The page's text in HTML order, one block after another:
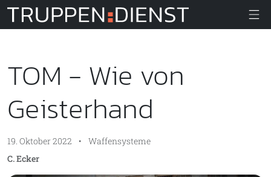
Truppendienst
TOM - Wie von
Geisterhand
19. Oktober 2022 •
Waffensysteme
C. Ecker